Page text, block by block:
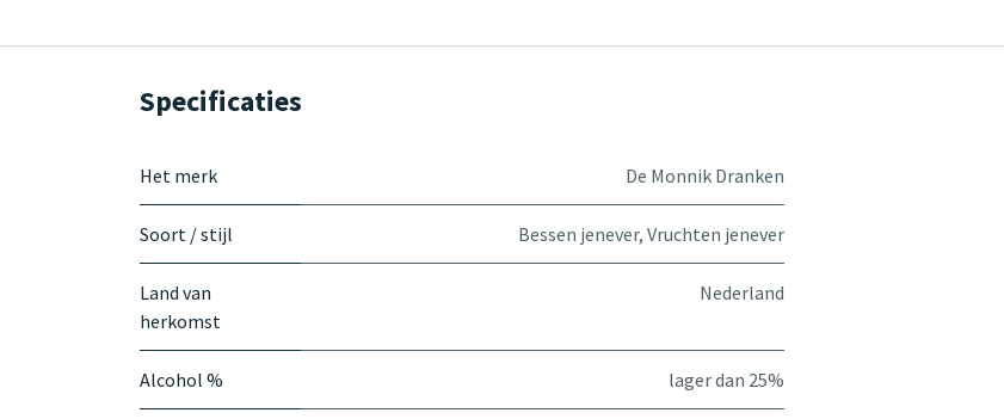
Specificaties
Het merk De Monnik Dranken
Soort / stijl Bessen jenever, Vruchten jenever
Land van
herkomst
Nederland
Alcohol % lager dan 25%